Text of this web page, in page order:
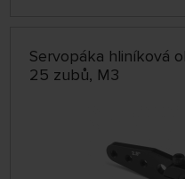
Servopáka hliníková
25 zubů, M3